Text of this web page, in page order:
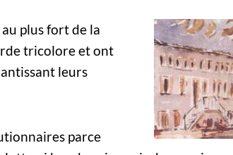
plus fort de la
tricolore et ont
leurs
parce